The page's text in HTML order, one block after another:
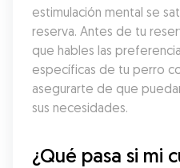
estimulación mental se
reserva. Antes de tu
que hables las
específicas de tu perro
asegurarte de que
sus necesidades.
¿Qué pasa si mi